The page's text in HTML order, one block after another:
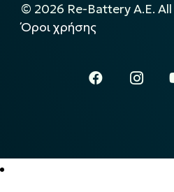
© 2026 Re-Battery A.E.
Όροι χρήσης